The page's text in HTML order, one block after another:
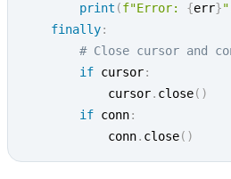
print (f"Error: {err}"
finally:
# Close cursor and
if cursor:
            cursor
. close( )
if conn:
            conn
. close( )